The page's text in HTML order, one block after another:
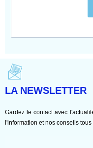
LA NEWSLETTER
Gardez le contact avec
l'information et nos conseils